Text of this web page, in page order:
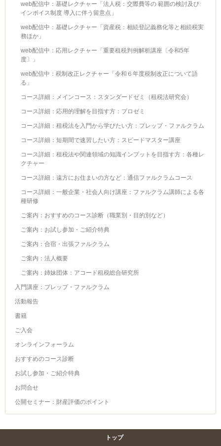
web配信中：基礎レクチャー「法人税：交際費等の 範囲の検討及び
インボイス制度 導入に伴う留意点」
web配信中：基礎レクチャー「資産税：相続登記義務化等と相続税実
務ほか」
web配信中：応用レクチャー「重要租税判例解析講座〔令和5年
度〕」
web配信中：税制改正レクチャー「令和６年度税制改正について語
る」
コース詳細：メインコース：スタンダードゼミ（租税法研究会）
コース詳細：応用的理解を目指す方：プロゼミ
コース詳細：租税法を入門から学びたい方：プレップ・ファルクラム
コース詳細：短期間で速習したい方：スピードマスター講座
コース詳細：租税法や関連領域の知識インプットを目指す方：各種レ
クチャー
コース詳細：遠方にお住まいの方など：通信ファルクラムコース
コース詳細：一般企業・社会人向け講座：ファルクラム講師による各
種研修
ご案内：おすすめのコース診断（職業別・目的別など）
ご案内：お試し参加・ご紹介特典
ご案内：合宿・出張ファルクラム
ご案内：法人概要
ご案内：姉妹団体：アコード租税総合研究所
入門講座：プレップ・ファルクラム
活動報告
書籍
ご入会
オンラインフォーラム
おすすめのコース診断
お試し参加・ご紹介特典
お問合せ
公開セミナー：財産評価のポイント
トップ